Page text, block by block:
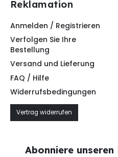
Reklamation
Anmelden / Registrieren
Verfolgen Sie Ihre
Bestellung
Versand und Lieferung
FAQ / Hilfe
Widerrufsbedingungen
Vertrag widerrufen
Abonniere